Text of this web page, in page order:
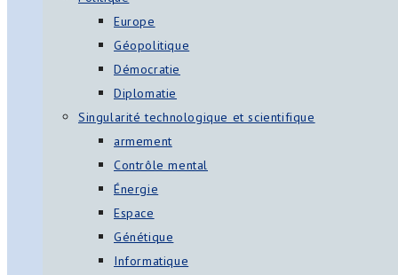
Europe
Géopolitique
Démocratie
Diplomatie
Singularité technologique et scientifique
armement
Contrôle mental
Énergie
Espace
Génétique
Informatique